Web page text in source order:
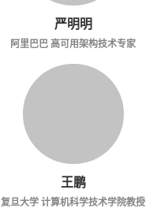
严明明
阿里巴巴 高可用架构技术专家
王鹏
复旦大学 计算机科学技术学院教授